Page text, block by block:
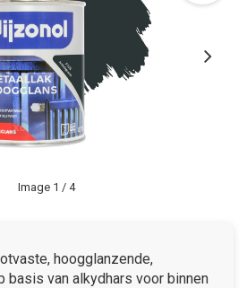
Image 1 / 4
hoogglanzende,
basis van alkydhars voor binnen